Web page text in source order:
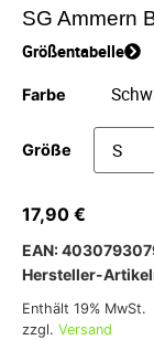
SG Ammern
Größentabelle
Farbe
Größe
17,90 €
EAN:
Hersteller-
Enthält 19% MwSt.
zzgl. Versand